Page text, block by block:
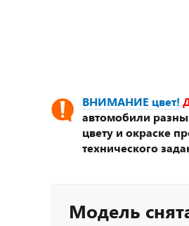
ВНИМАНИЕ цвет!
автомобили
цвету и окраске
технического
Модель